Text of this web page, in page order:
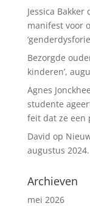
Jessica Bakker
manifest voor
Bezorgde
kinderen’,
Agnes
studente
feit dat ze een
David op
augustus 2024.
Archieven
mei 2026